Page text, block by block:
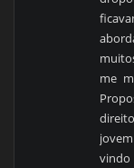
me
vindo